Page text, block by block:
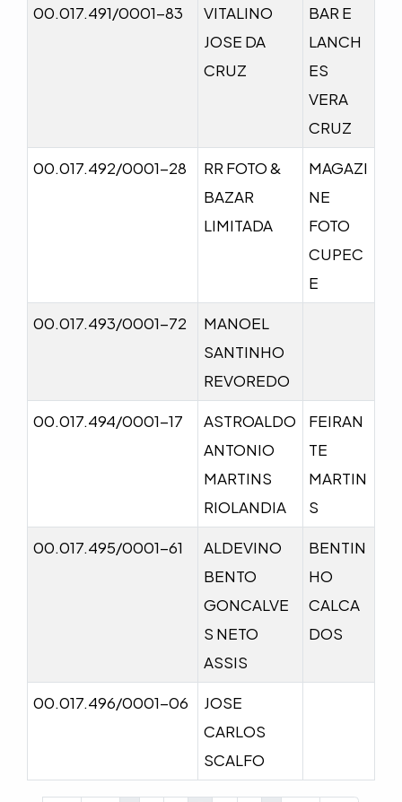
00.017.491/0001-83
VITALINO
JOSE DA
CRUZ
BAR E
LANCH
ES
VERA
CRUZ
00.017.492/0001-28
RR FOTO &
BAZAR
LIMITADA
MAGAZI
NE
FOTO
CUPEC
E
00.017.493/0001-72
MANOEL
SANTINHO
REVOREDO
00.017.494/0001-17
ASTROALDO
ANTONIO
MARTINS
RIOLANDIA
FEIRAN
TE
MARTIN
S
00.017.495/0001-61
ALDEVINO
BENTO
GONCALVE
S NETO
ASSIS
BENTIN
HO
CALCA
DOS
00.017.496/0001-06
JOSE
CARLOS
SCALFO